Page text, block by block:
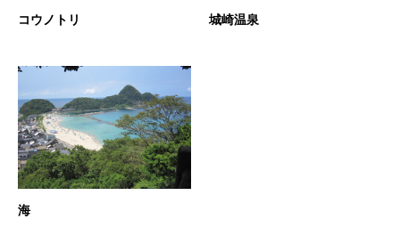
コウノトリ 城崎温泉
海